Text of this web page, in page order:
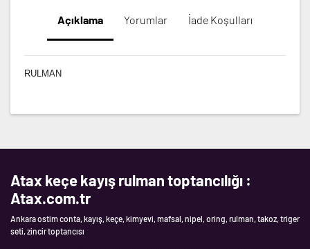
Açıklama Yorumlar İade Koşulları
RULMAN
Atax keçe kayış rulman toptancılığı :
Atax.com.tr
Ankara ostim conta, kayış, keçe, kimyevi, mafsal, nipel, oring, rulman, takoz, triger
seti, zincir toptancısı